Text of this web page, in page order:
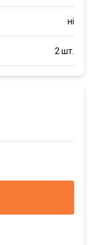
ні
2 шт.